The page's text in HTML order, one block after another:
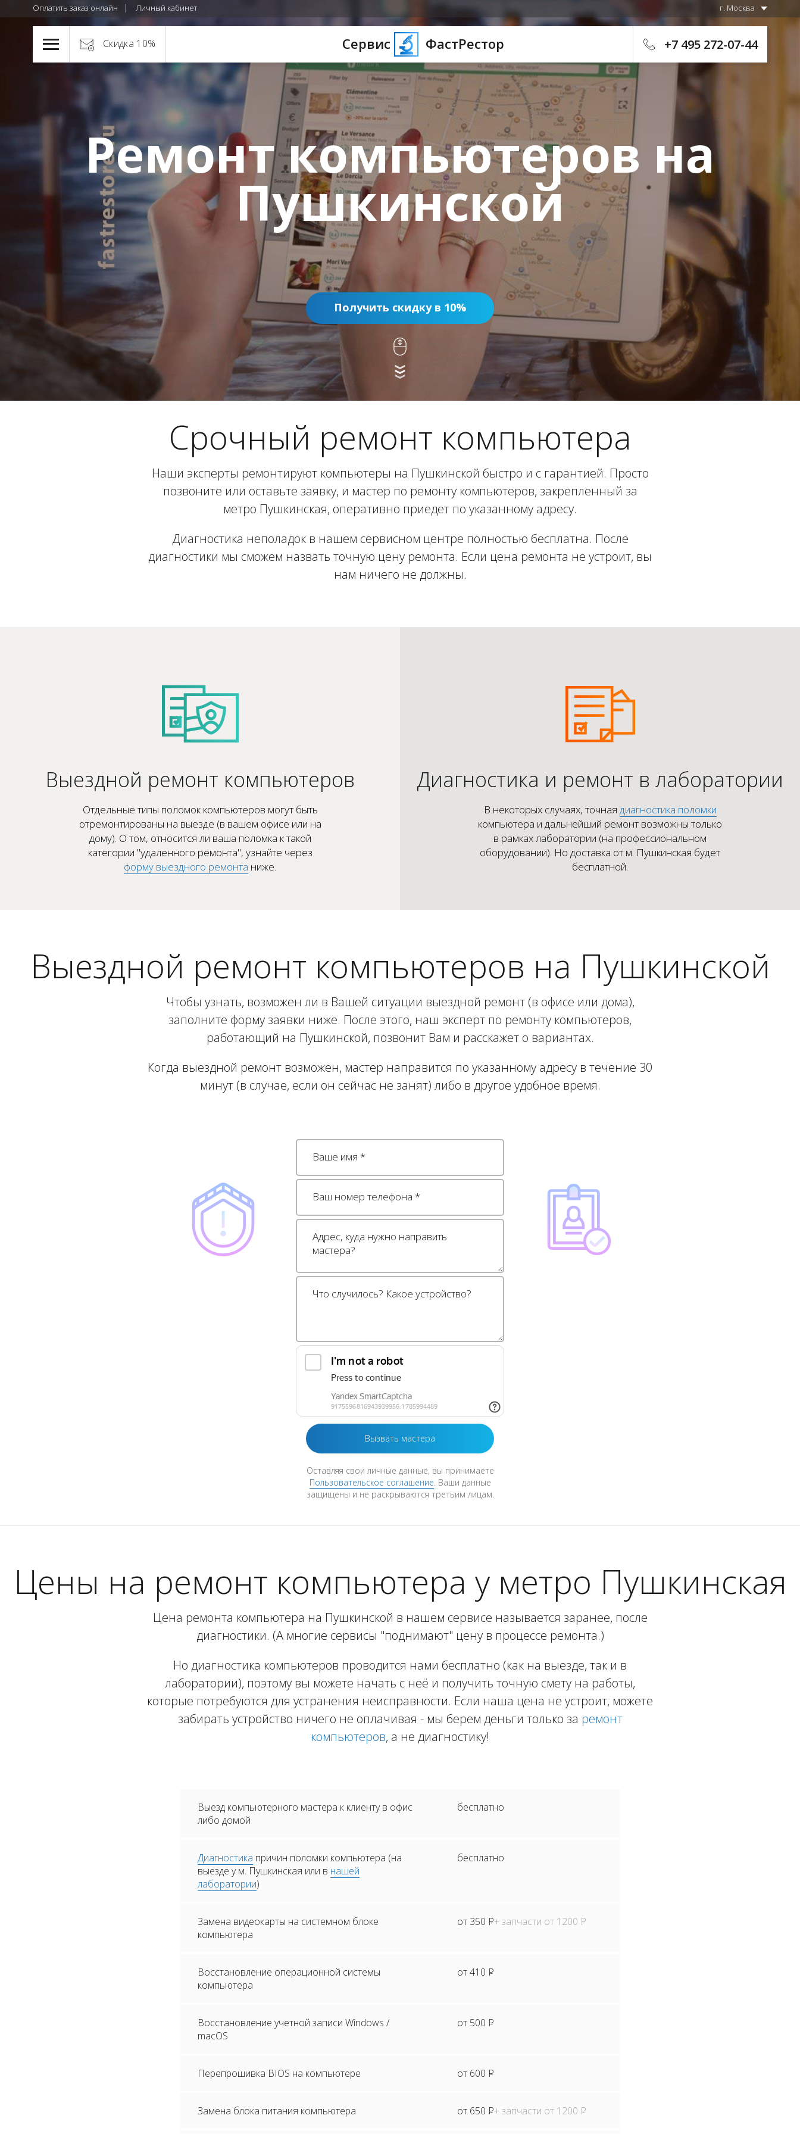
Оплатить заказ онлайн Личный кабинет г. Москва
Сервис ФастРестор
Скидка 10% +7 495 272-07-44
Ремонт компьютеров на
Пушкинской
Получить скидку в 10%
Срочный ремонт компьютера
Наши эксперты ремонтируют компьютеры на Пушкинской быстро и с гарантией. Просто
позвоните или оставьте заявку, и мастер по ремонту компьютеров, закрепленный за
метро Пушкинская, оперативно приедет по указанному адресу.
Диагностика неполадок в нашем сервисном центре полностью бесплатна. После
диагностики мы сможем назвать точную цену ремонта. Если цена ремонта не устроит, вы
нам ничего не должны.
Выездной ремонт компьютеров
Отдельные типы поломок компьютеров могут быть
отремонтированы на выезде (в вашем офисе или на
дому). О том, относится ли ваша поломка к такой
категории "удаленного ремонта", узнайте через
форму выездного ремонта ниже.
Диагностика и ремонт в лаборатории
В некоторых случаях, точная диагностика поломки
компьютера и дальнейший ремонт возможны только
в рамках лаборатории (на профессиональном
оборудовании). Но доставка от м. Пушкинская будет
бесплатной.
Выездной ремонт компьютеров на Пушкинской
Чтобы узнать, возможен ли в Вашей ситуации выездной ремонт (в офисе или дома),
заполните форму заявки ниже. После этого, наш эксперт по ремонту компьютеров,
работающий на Пушкинской, позвонит Вам и расскажет о вариантах.
Когда выездной ремонт возможен, мастер направится по указанному адресу в течение 30
минут (в случае, если он сейчас не занят) либо в другое удобное время.
Оставляя свои личные данные, вы принимаете
Пользовательское соглашение. Ваши данные
защищены и не раскрываются третьим лицам.
Цены на ремонт компьютера у метро Пушкинская
Цена ремонта компьютера на Пушкинской в нашем сервисе называется заранее, после
диагностики. (А многие сервисы "поднимают" цену в процессе ремонта.)
Но диагностика компьютеров проводится нами бесплатно (как на выезде, так и в
лаборатории), поэтому вы можете начать с неё и получить точную смету на работы,
которые потребуются для устранения неисправности. Если наша цена не устроит, можете
забирать устройство ничего не оплачивая - мы берем деньги только за ремонт
компьютеров, а не диагностику!
Выезд компьютерного мастера к клиенту в офис
либо домой
бесплатно
Диагностика причин поломки компьютера (на
выезде у м. Пушкинская или в нашей
лаборатории)
бесплатно
Замена видеокарты на системном блоке
компьютера
от 350 Р+ запчасти от 1200 Р
Восстановление операционной системы
компьютера
от 410 Р
Восстановление учетной записи Windows /
macOS
от 500 Р
Перепрошивка BIOS на компьютере от 600 Р
Замена блока питания компьютера от 650 Р+ запчасти от 1200 Р